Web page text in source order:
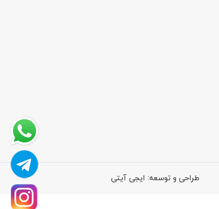
طراحی و توسعه: ایجی آیتی